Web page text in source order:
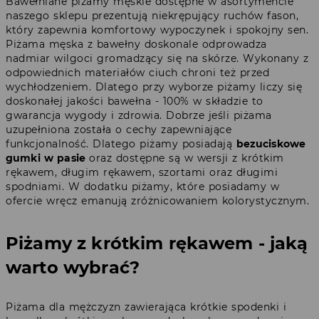
naszego sklepu prezentują niekrępujący ruchów fason,
który zapewnia komfortowy wypoczynek i spokojny sen.
Piżama męska z bawełny doskonale odprowadza
nadmiar wilgoci gromadzący się na skórze. Wykonany z
odpowiednich materiałów ciuch chroni też przed
wychłodzeniem. Dlatego przy wyborze piżamy liczy się
doskonałej jakości bawełna - 100% w składzie to
gwarancja wygody i zdrowia. Dobrze jeśli piżama
uzupełniona została o cechy zapewniające
funkcjonalność. Dlatego piżamy posiadają bezuciskowe
gumki w pasieoraz dostępne są w wersji z krótkim
rękawem, długim rękawem, szortami oraz długimi
spodniami. W dodatku piżamy, które posiadamy w
ofercie wręcz emanują zróżnicowaniem kolorystycznym.
Piżamy z krótkim rękawem - jaką
warto wybrać?
Piżama dla mężczyzn zawierająca krótkie spodenki i